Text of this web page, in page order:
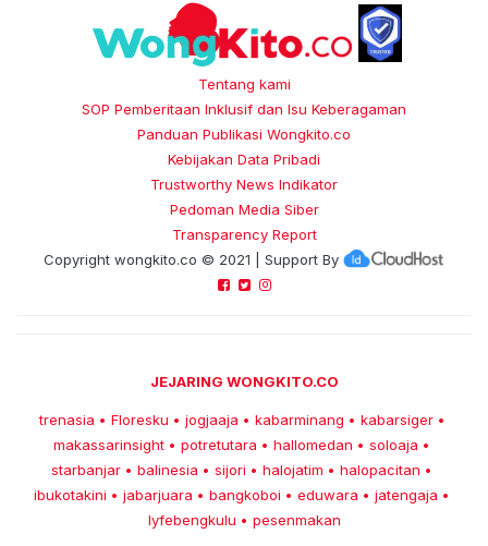
Tentang kami
SOP Pemberitaan Inklusif dan Isu Keberagaman
Panduan Publikasi Wongkito.co
Kebijakan Data Pribadi
Trustworthy News Indikator
Pedoman Media Siber
Transparency Report
Copyright wongkito.co © 2021 | Support By
JEJARING WONGKITO.CO
trenasia • Floresku • jogjaaja • kabarminang • kabarsiger •
makassarinsight • potretutara • hallomedan • soloaja •
starbanjar • balinesia • sijori • halojatim • halopacitan •
ibukotakini • jabarjuara • bangkoboi • eduwara • jatengaja •
lyfebengkulu • pesenmakan